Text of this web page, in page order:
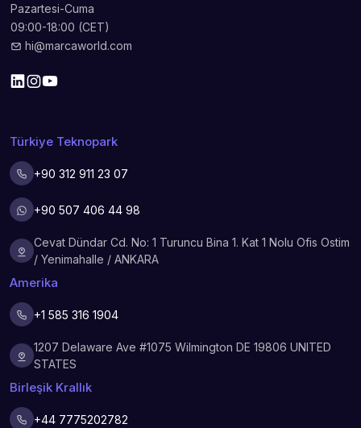
Pazartesi-Cuma
09:00-18:00 (CET)
hi@marcaworld.com
Türkiye Teknopark
+90 312 911 23 07
+90 507 406 44 98
Cevat Dündar Cd. No: 1 Turuncu Bina 1. Kat 1 Nolu Ofis Ostim
/ Yenimahalle / ANKARA
Amerika
+1 585 316 1904
1207 Delaware Ave #1075 Wilmington DE 19806 UNITED
STATES
Birleşik Krallık
+44 7775202782